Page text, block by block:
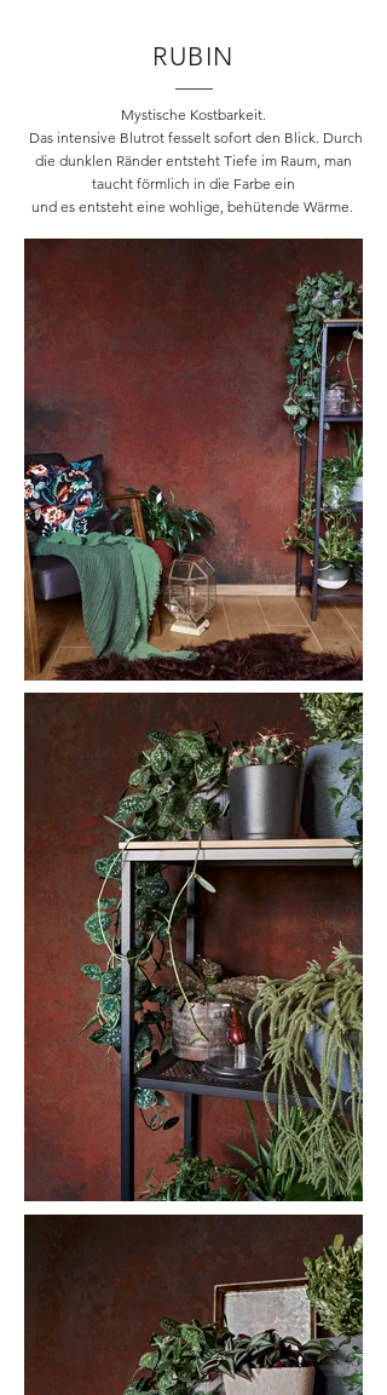
RUBIN
Mystische Kostbarkeit.
Das intensive Blutrot fesselt sofort den Blick. Durch
die dunklen Ränder entsteht Tiefe im Raum, man
taucht förmlich in die Farbe ein
und es entsteht eine wohlige, behütende Wärme.